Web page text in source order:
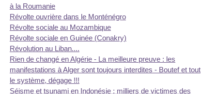
à la Roumanie
Révolte ouvrière dans le Monténégro
Révolte sociale au Mozambique
Révolte sociale en Guinée (Conakry)
Révolution au Liban....
Rien de changé en Algérie - La meilleure preuve : les
manifestations à Alger sont toujours interdites - Boutef et tout
le système, dégage !!!
Séisme et tsunami en Indonésie : milliers de victimes des